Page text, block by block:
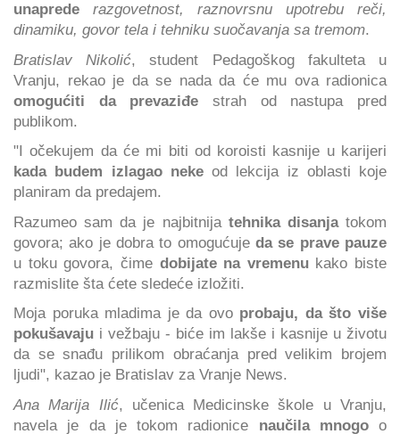
unaprede
razgovetnost, raznovrsnu upotrebu reči,
dinamiku, govor tela i tehniku suočavanja sa tremom.
Bratislav Nikolić, student Pedagoškog fakulteta u
Vranju, rekao je da se nada da će mu ova radionica
omogućiti da prevaziđe strah od nastupa pred
publikom.
"I očekujem da će mi biti od koroisti kasnije u karijeri
kada budem izlagao nekeod lekcija iz oblasti koje
planiram da predajem.
Razumeo sam da je najbitnija tehnika disanjatokom
govora; ako je dobra to omogućuje da se prave pauze
u toku govora, čime dobijate na vremenukako biste
razmislite šta ćete sledeće izložiti.
Moja poruka mladima je da ovo probaju, da što više
pokušavaju i vežbaju - biće im lakše i kasnije u životu
da se snađu prilikom obraćanja pred velikim brojem
ljudi", kazao je Bratislav za Vranje News.
Ana Marija Ilić, učenica Medicinske škole u Vranju,
navela je da je tokom radionice naučila mnogoo